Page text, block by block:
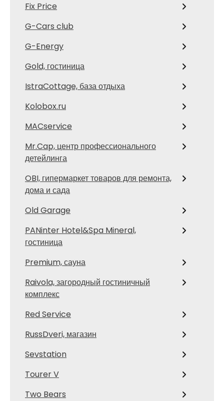
Fix Price
G-Cars club
G-Energy
Gold, гостиница
IstraCottage, база отдыха
Kolobox.ru
MACservice
Mr.Cap, центр профессионального
детейлинга
OBI, гипермаркет товаров для ремонта,
дома и сада
Old Garage
PANinter Hotel&Spa Mineral,
гостиница
Premium, сауна
Raivola, загородный гостиничный
комплекс
Red Service
RussDveri, магазин
Sevstation
Tourer V
Two Bears